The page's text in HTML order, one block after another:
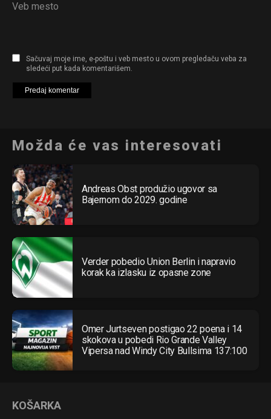
Veb mesto
Sačuvaj moje ime, e-poštu i veb mesto u ovom pregledaču veba za
sledeći put kada komentarišem.
Možda će vas interesovati
Andreas Obst produžio ugovor sa
Bajernom do 2029. godine
Verder pobedio Union Berlin i napravio
korak ka izlasku iz opasne zone
Omer Jurtseven postigao 22 poena i 14
skokova u pobedi Rio Grande Valley
Vipersa nad Windy City Bullsima 137:100
KOŠARKA